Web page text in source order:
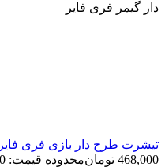
دار گیمر فری فایر
تیشرت طرح دار بازی فری فایر
468,000 تومانمحدوده قیمت: 404,000 تومان تا 468,000 تومان